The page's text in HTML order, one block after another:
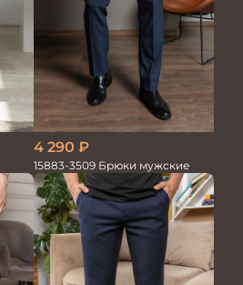
4 290 ₽
15883-3509 Брюки мужские